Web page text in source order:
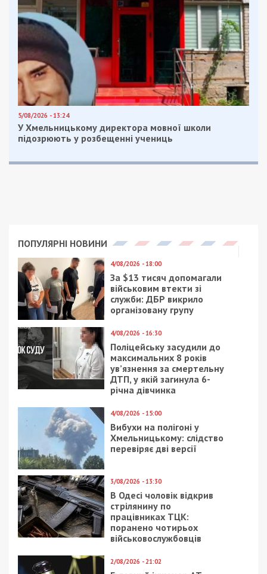
документа, який підтверджував неможливість
вчасного виконання контракту через обстріл,
посадовиця виставила рахунок у 100 тисяч євро.
Для мінімізації ризиків та ведення переговорів
жінка залучила свого сина. Він виступав
посередником: зустрічався з представниками
оборонної компанії та координував процес
передачі грошей.
Правоохоронці задокументували кожен етап
посадовиці затримали «на гарячому» під час
Під час санкціонованих обшуків за місцями
роботи та проживання фігурантів правоохоронці
Наразі посадовиці ТППУ та її сину повідомлено
про підозру за ч. 5 ст. 27, ч. 3 ст. 368-3
Кримінального кодексу України (пособництво у
підкупі службової особи юридичної особи
приватного права). Суд обрав обом запобіжний
захід у вигляді тримання під вартою. Слідчі дії
тривають для встановлення всіх осіб, які могли
бути причетними до цієї оборудки.